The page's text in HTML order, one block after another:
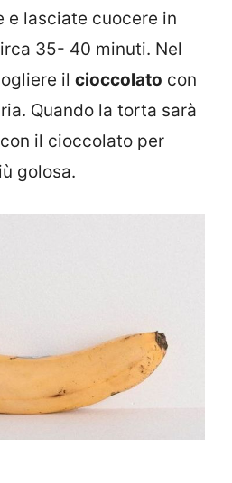
e lasciate cuocere in
35- 40 minuti. Nel
il cioccolato con
Quando la torta sarà
il cioccolato per
golosa.